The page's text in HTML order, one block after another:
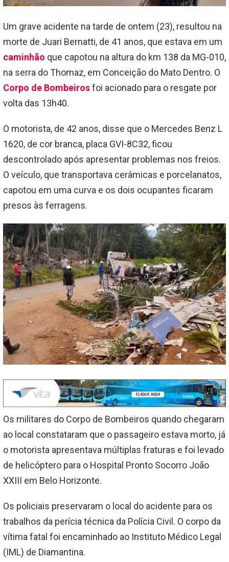
Um grave acidente na tarde de ontem (23), resultou na
morte de Juari Bernatti, de 41 anos, que estava em um
caminhão que capotou na altura do km 138 da MG-010,
na serra do Thomaz, em Conceição do Mato Dentro. O
Corpo de Bombeirosfoi acionado para o resgate por
volta das 13h40.
O motorista, de 42 anos, disse que o Mercedes Benz L
1620, de cor branca, placa GVI-8C32, ficou
descontrolado após apresentar problemas nos freios.
O veículo, que transportava cerâmicas e porcelanatos,
capotou em uma curva e os dois ocupantes ficaram
presos às ferragens.
Os militares do Corpo de Bombeiros quando chegaram
ao local constataram que o passageiro estava morto, já
o motorista apresentava múltiplas fraturas e foi levado
de helicóptero para o Hospital Pronto Socorro João
XXIII em Belo Horizonte.
Os policiais preservaram o local do acidente para os
trabalhos da perícia técnica da Polícia Civil. O corpo da
vítima fatal foi encaminhado ao Instituto Médico Legal
(IML) de Diamantina.